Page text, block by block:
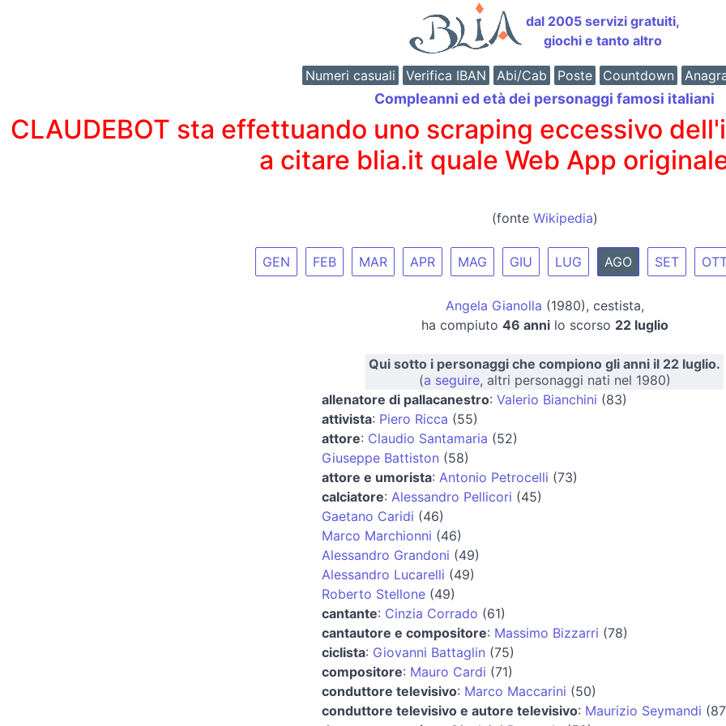
dal 2005 servizi gratuiti,
giochi e tanto altro
Numeri casuali Verifica IBAN Abi/Cab Poste Countdown
Compleanni ed età dei personaggi famosi italiani
CLAUDEBOT sta effettuando uno scraping eccessivo
a citare blia.it quale Web App
(fonte Wikipedia)
GEN FEB MAR APR MAG GIU LUG AGO SET
Angela Gianolla (1980), cestista,
ha compiuto 46 annilo scorso 22 luglio
Qui sotto i personaggi che compiono gli anni il 22 luglio.
(a seguire, altri personaggi nati nel 1980)
allenatore di pallacanestro: Valerio Bianchini (83)
attivista: Piero Ricca (55)
attore: Claudio Santamaria (52)
Giuseppe Battiston (58)
attore e umorista: Antonio Petrocelli (73)
calciatore: Alessandro Pellicori (45)
Gaetano Caridi (46)
Marco Marchionni (46)
Alessandro Grandoni (49)
Alessandro Lucarelli (49)
Roberto Stellone (49)
cantante: Cinzia Corrado (61)
cantautore e compositore: Massimo Bizzarri (78)
ciclista: Giovanni Battaglin (75)
compositore: Mauro Cardi (71)
conduttore televisivo: Marco Maccarini (50)
conduttore televisivo e autore televisivo: Maurizio Seymandi